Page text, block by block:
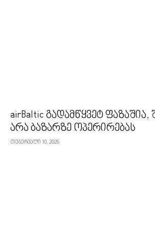
airBaltic გადამწყვეტ ფაზაშია,
არა ბაზარზე ოპერირებას
თებერვალი 10, 2026